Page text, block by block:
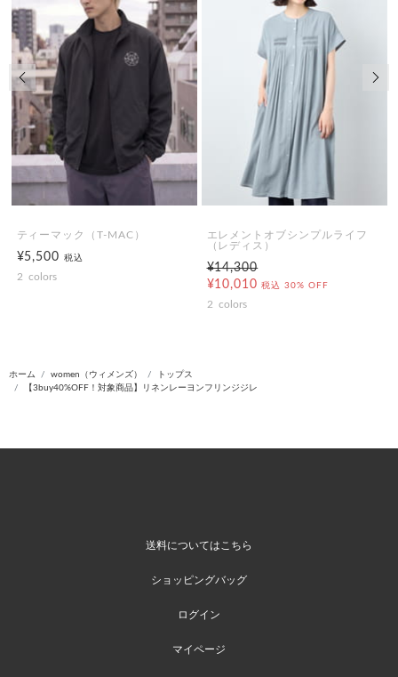
ティーマック（T-MAC）
¥5,500税込
2 colors
エレメントオブシンプルライフ
（レディス）
¥14,300
¥10,010 税込 30% OFF
2 colors
前の画像
ホーム women（ウィメンズ）
トップス
【3buy40%OFF！対象商品】リネンレーヨンフリンジジレ
送料についてはこちら
ショッピングバッグ
ログイン
マイページ